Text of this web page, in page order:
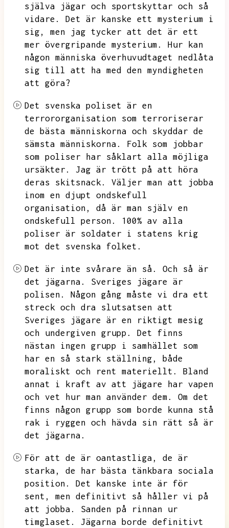
själva jägar och sportskyttar och så
vidare.
Det är kanske ett mysterium i
sig,
men jag tycker att det är ett
mer övergripande mysterium.
Hur kan
någon människa överhuvudtaget nedlåta
sig till att ha med den myndigheten
att göra?
Det svenska poliset är en
terrororganisation som terroriserar
de bästa människorna och skyddar de
sämsta människorna.
Folk som jobbar
som poliser har såklart alla möjliga
ursäkter.
Jag är trött på att höra
deras skitsnack.
Väljer man att jobba
inom en djupt ondskefull
organisation,
då är man själv en
ondskefull person.
100% av alla
poliser är soldater i statens krig
mot det svenska folket.
Det är inte svårare än så.
Och så är
det jägarna.
Sveriges jägare är
polisen.
Någon gång måste vi dra ett
streck och dra slutsatsen att
Sveriges jägare är en riktigt mesig
och undergiven grupp.
Det finns
nästan ingen grupp i samhället som
har en så stark ställning,
både
moraliskt och rent materiellt.
Bland
annat i kraft av att jägare har vapen
och vet hur man använder dem.
Om det
finns någon grupp som borde kunna stå
rak i ryggen och hävda sin rätt så är
det jägarna.
För att de är oantastliga,
de är
starka,
de har bästa tänkbara sociala
position.
Det kanske inte är för
sent,
men definitivt så håller vi på
att jobba.
Sanden på rinnan ur
timglaset.
Jägarna borde definitivt